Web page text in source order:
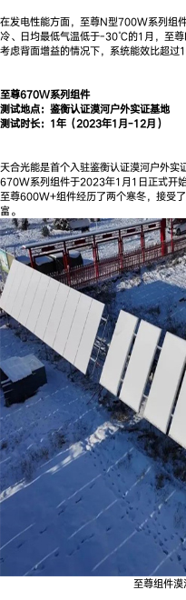
在发电性能方面，至尊N型700W系列组
冷、日均最低气温低于-30℃的1月，至
考虑背面增益的情况下，系统能效比超过
至尊670W系列组件
测试地点：鉴衡认证漠河户外实证基地
测试时长：1年（2023年1月-12月）
天合光能是首个入驻鉴衡认证漠河户外实
670W系列组件于2023年1月1日正式开
至尊600W+组件经历了两个寒冬，接
富。
至尊组件